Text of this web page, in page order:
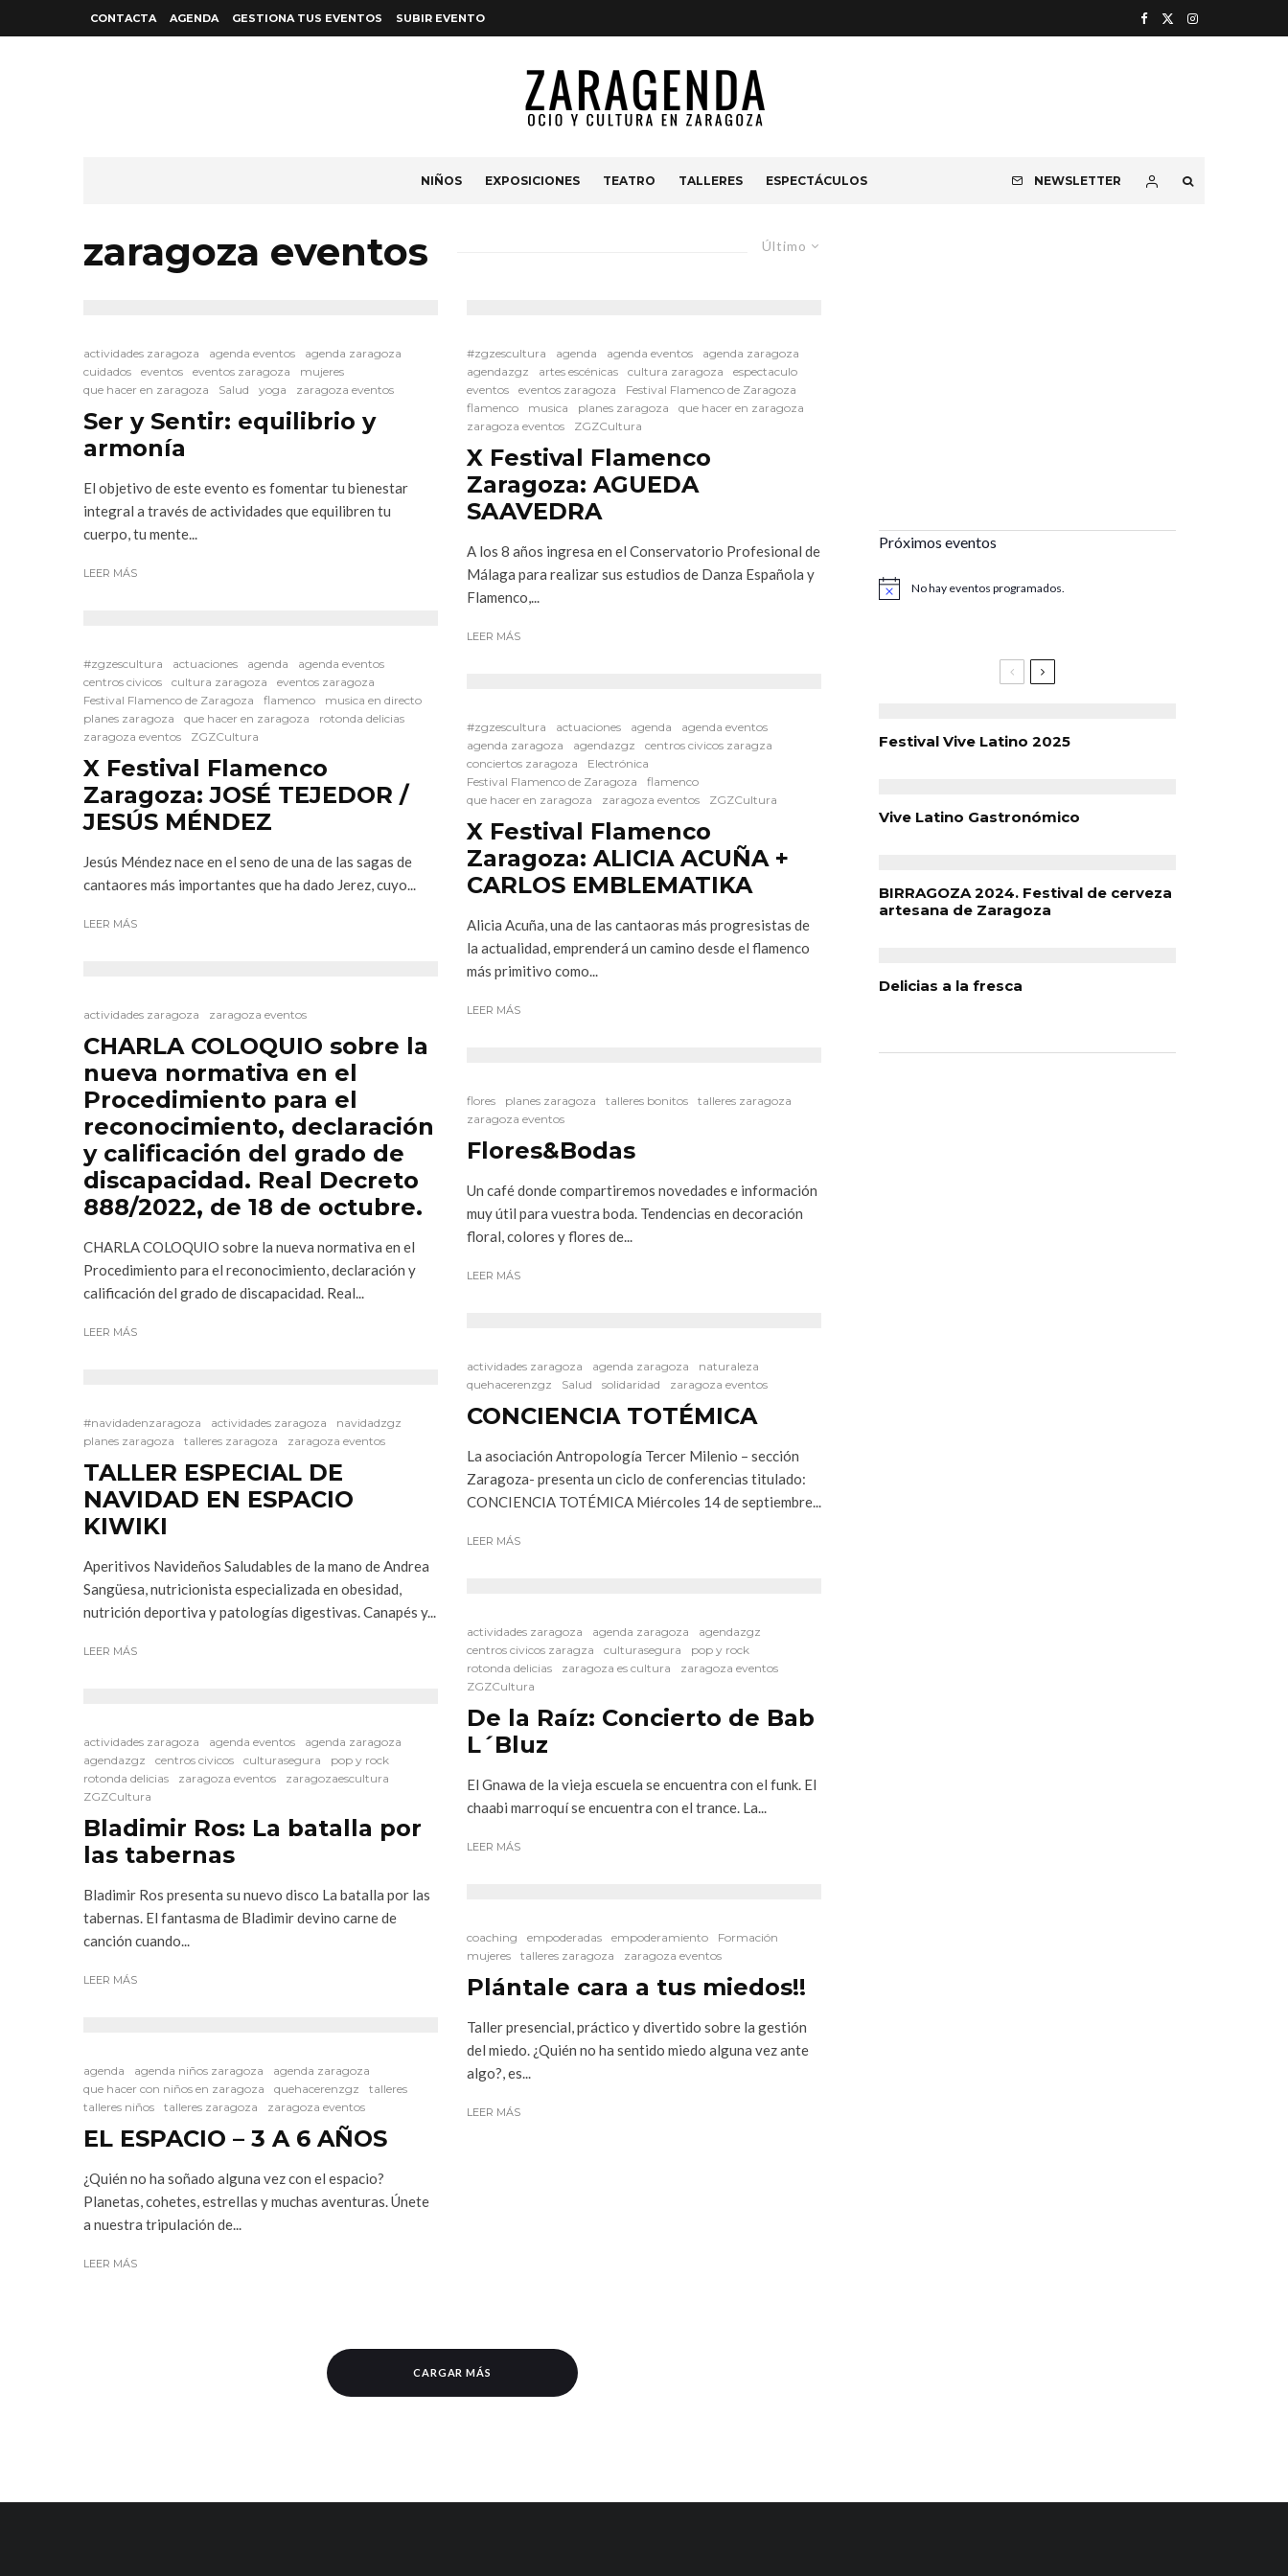
CONTACTA AGENDA GESTIONA TUS EVENTOS SUBIR EVENTO
NIÑOS EXPOSICIONES TEATRO TALLERES ESPECTÁCULOS NEWSLETTER
Último
zaragoza eventos
actividades zaragoza agenda eventos
agenda zaragoza
cuidados
eventos eventos zaragoza
mujeres
que hacer en zaragoza
Salud yoga zaragoza eventos
Ser y Sentir: equilibrio y
armonía
El objetivo de este evento es fomentar tu bienestar
integral a través de actividades que equilibren tu
cuerpo, tu mente...
LEER MÁS
#zgzescultura actuaciones agenda
agenda eventos
centros civicos
cultura zaragoza
eventos zaragoza
Festival Flamenco de Zaragoza
flamenco
musica en directo
planes zaragoza
que hacer en zaragoza
rotonda delicias
zaragoza eventos
ZGZCultura
X Festival Flamenco
Zaragoza: JOSÉ TEJEDOR /
JESÚS MÉNDEZ
Jesús Méndez nace en el seno de una de las sagas de
cantaores más importantes que ha dado Jerez, cuyo...
LEER MÁS
actividades zaragoza zaragoza eventos
CHARLA COLOQUIO sobre la
nueva normativa en el
Procedimiento para el
reconocimiento, declaración
y calificación del grado de
discapacidad. Real Decreto
888/2022, de 18 de octubre.
CHARLA COLOQUIO sobre la nueva normativa en el
Procedimiento para el reconocimiento, declaración y
calificación del grado de discapacidad. Real...
LEER MÁS
#navidadenzaragoza actividades zaragoza
navidadzgz
planes zaragoza
talleres zaragoza zaragoza eventos
TALLER ESPECIAL DE
NAVIDAD EN ESPACIO
KIWIKI
Aperitivos Navideños Saludables de la mano de Andrea
Sangüesa, nutricionista especializada en obesidad,
nutrición deportiva y patologías digestivas. Canapés y...
LEER MÁS
actividades zaragoza agenda eventos
agenda zaragoza
agendazgz
centros civicos culturasegura
pop y rock
rotonda delicias
zaragoza eventos
zaragozaescultura
ZGZCultura
Bladimir Ros: La batalla por
las tabernas
Bladimir Ros presenta su nuevo disco La batalla por las
tabernas. El fantasma de Bladimir devino carne de
canción cuando...
LEER MÁS
agenda agenda niños zaragoza
agenda zaragoza
que hacer con niños en zaragoza
quehacerenzgz
talleres
talleres niños
talleres zaragoza zaragoza eventos
EL ESPACIO – 3 A 6 AÑOS
¿Quién no ha soñado alguna vez con el espacio?
Planetas, cohetes, estrellas y muchas aventuras. Únete
a nuestra tripulación de...
LEER MÁS
#zgzescultura agenda agenda eventos
agenda zaragoza
agendazgz
artes escénicas cultura zaragoza
espectaculo
eventos
eventos zaragoza
Festival Flamenco de Zaragoza
flamenco
musica planes zaragoza
que hacer en zaragoza
zaragoza eventos
ZGZCultura
X Festival Flamenco
Zaragoza: AGUEDA
SAAVEDRA
A los 8 años ingresa en el Conservatorio Profesional de
Málaga para realizar sus estudios de Danza Española y
Flamenco,...
LEER MÁS
#zgzescultura actuaciones agenda
agenda eventos
agenda zaragoza
agendazgz
centros civicos zaragza
conciertos zaragoza
Electrónica
Festival Flamenco de Zaragoza
flamenco
que hacer en zaragoza
zaragoza eventos ZGZCultura
X Festival Flamenco
Zaragoza: ALICIA ACUÑA +
CARLOS EMBLEMATIKA
Alicia Acuña, una de las cantaoras más progresistas de
la actualidad, emprenderá un camino desde el flamenco
más primitivo como...
LEER MÁS
flores planes zaragoza talleres bonitos
talleres zaragoza
zaragoza eventos
Flores&Bodas
Un café donde compartiremos novedades e información
muy útil para vuestra boda. Tendencias en decoración
floral, colores y flores de...
LEER MÁS
actividades zaragoza agenda zaragoza
naturaleza
quehacerenzgz
Salud solidaridad zaragoza eventos
CONCIENCIA TOTÉMICA
La asociación Antropología Tercer Milenio – sección
Zaragoza- presenta un ciclo de conferencias titulado:
CONCIENCIA TOTÉMICA Miércoles 14 de septiembre...
LEER MÁS
actividades zaragoza agenda zaragoza
agendazgz
centros civicos zaragza
culturasegura
pop y rock
rotonda delicias
zaragoza es cultura
zaragoza eventos
ZGZCultura
De la Raíz: Concierto de Bab
L´Bluz
El Gnawa de la vieja escuela se encuentra con el funk. El
chaabi marroquí se encuentra con el trance. La...
LEER MÁS
coaching empoderadas empoderamiento
Formación
mujeres
talleres zaragoza zaragoza eventos
Plántale cara a tus miedos!!
Taller presencial, práctico y divertido sobre la gestión
del miedo. ¿Quién no ha sentido miedo alguna vez ante
algo?, es...
LEER MÁS
CARGAR MÁS
Próximos eventos
Aviso No hay eventos programados.
Festival Vive Latino 2025
Vive Latino Gastronómico
BIRRAGOZA 2024. Festival de cerveza
artesana de Zaragoza
Delicias a la fresca